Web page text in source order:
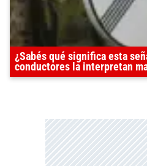
¿Sabés qué significa esta
conductores la interpretan